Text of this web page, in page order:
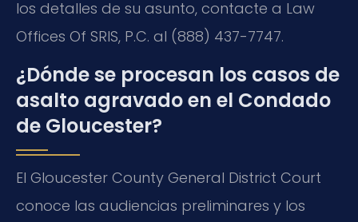
los detalles de su asunto, contacte a Law
Offices Of SRIS, P.C. al (888) 437-7747.
¿Dónde se procesan los casos de
asalto agravado en el Condado
de Gloucester?
El Gloucester County General District Court
conoce las audiencias preliminares y los